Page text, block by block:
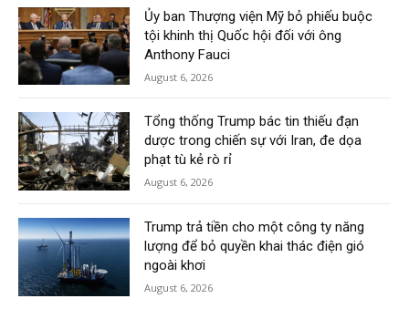
Ủy ban Thượng viện Mỹ bỏ phiếu buộc
tội khinh thị Quốc hội đối với ông
Anthony Fauci
August 6, 2026
Tổng thống Trump bác tin thiếu đạn
dược trong chiến sự với Iran, đe dọa
phạt tù kẻ rò rỉ
August 6, 2026
Trump trả tiền cho một công ty năng
lượng để bỏ quyền khai thác điện gió
ngoài khơi
August 6, 2026